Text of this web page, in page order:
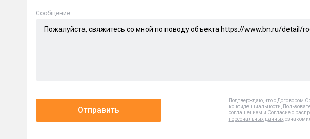
Cообщение
Отправить
Подтверждаю, что с Договором
конфиденциальности
соглашением и Согласие о
персональных данных